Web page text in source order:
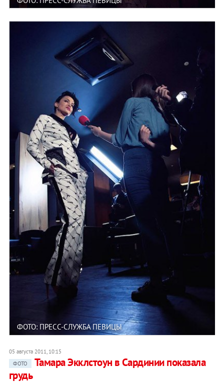
ФОТО: ПРЕСС-СЛУЖБА ПЕВИЦЫ
05 августа 2011, 10:15
ФОТО
Тамара Экклстоун в Сардинии показала
грудь